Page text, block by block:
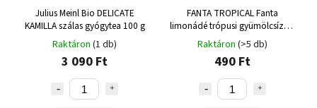
Julius Meinl Bio DELICATE
KAMILLA szálas gyógytea 100 g
Raktáron (1 db)
3 090 Ft
FANTA TROPICAL Fanta
limonádé trópusi gyümölcsízzel
250 ml
Raktáron (>5 db)
490 Ft